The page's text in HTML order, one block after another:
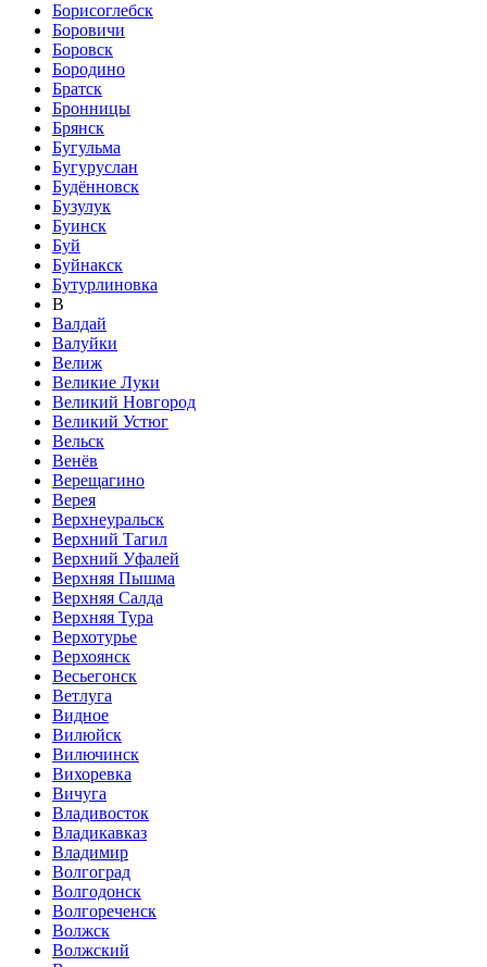
Борисоглебск
Боровичи
Боровск
Бородино
Братск
Бронницы
Брянск
Бугульма
Бугуруслан
Будённовск
Бузулук
Буинск
Буй
Буйнакск
Бутурлиновка
В
Валдай
Валуйки
Велиж
Великие Луки
Великий Новгород
Великий Устюг
Вельск
Венёв
Верещагино
Верея
Верхнеуральск
Верхний Тагил
Верхний Уфалей
Верхняя Пышма
Верхняя Салда
Верхняя Тура
Верхотурье
Верхоянск
Весьегонск
Ветлуга
Видное
Вилюйск
Вилючинск
Вихоревка
Вичуга
Владивосток
Владикавказ
Владимир
Волгоград
Волгодонск
Волгореченск
Волжск
Волжский